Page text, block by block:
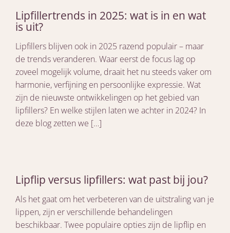
Lipfillertrends in 2025: wat is in en wat
is uit?
Lipfillers blijven ook in 2025 razend populair – maar
de trends veranderen. Waar eerst de focus lag op
zoveel mogelijk volume, draait het nu steeds vaker om
harmonie, verfijning en persoonlijke expressie. Wat
zijn de nieuwste ontwikkelingen op het gebied van
lipfillers? En welke stijlen laten we achter in 2024? In
deze blog zetten we […]
Lipflip versus lipfillers: wat past bij jou?
Als het gaat om het verbeteren van de uitstraling van je
lippen, zijn er verschillende behandelingen
beschikbaar. Twee populaire opties zijn de lipflip en